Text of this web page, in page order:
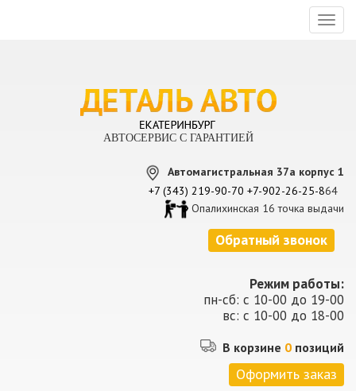
АВТОСЕРВИС С ГАРАНТИЕЙ
Автомагистральная 37а корпус 1
+7 (343) 219-90-70 +7-902-26-25-864
Опалихинская 16 точка выдачи
Обратный звонок
Режим работы:
пн-сб: с 10-00 до 19-00
вс: с 10-00 до 18-00
В корзине 0 позиций
Оформить заказ